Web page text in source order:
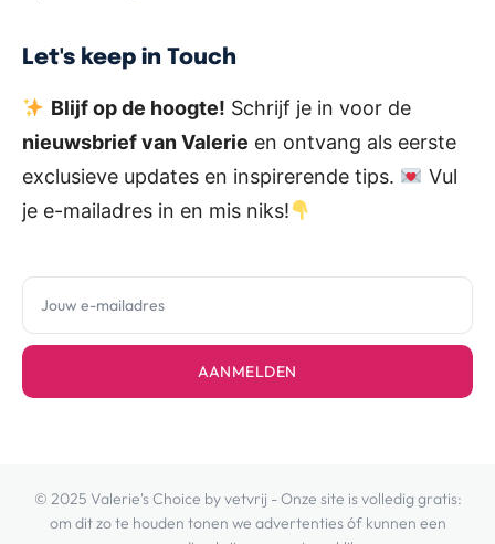
Let's keep in Touch
Blijf op de hoogte! Schrijf je in voor de
nieuwsbrief van Valerie en ontvang als eerste
exclusieve updates en inspirerende tips.
Vul
je e-mailadres in en mis niks!
AANMELDEN
© 2025 Valerie's Choice by vetvrij - Onze site is volledig gratis:
om dit zo te houden tonen we advertenties óf kunnen een